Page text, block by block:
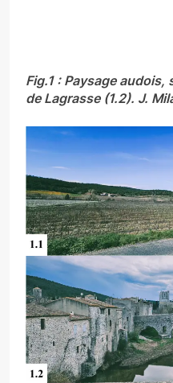
Fig.1 : Paysage audois,
de Lagrasse (1.2). J.